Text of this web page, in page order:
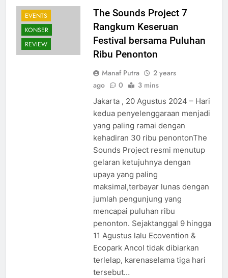
EVENTS
KONSER
REVIEW
The Sounds Project 7
Rangkum Keseruan
Festival bersama Puluhan
Ribu Penonton
Manaf Putra
2 years
ago
0 3 mins
Jakarta , 20 Agustus 2024 – Hari
kedua penyelenggaraan menjadi
yang paling ramai dengan
kehadiran 30 ribu penontonThe
Sounds Project resmi menutup
gelaran ketujuhnya dengan
upaya yang paling
maksimal,terbayar lunas dengan
jumlah pengunjung yang
mencapai puluhan ribu
penonton. Sejaktanggal 9 hingga
11 Agustus lalu Ecovention &
Ecopark Ancol tidak dibiarkan
terlelap, karenaselama tiga hari
tersebut…